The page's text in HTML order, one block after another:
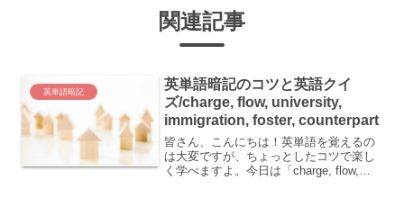
関連記事
英単語暗記
英単語暗記のコツと英語クイ
ズ/charge, flow, university,
immigration, foster, counterpart
皆さん、こんにちは！英単語を覚えるの
は大変ですが、ちょっとしたコツで楽し
く学べますよ。今日は「charge, flow,